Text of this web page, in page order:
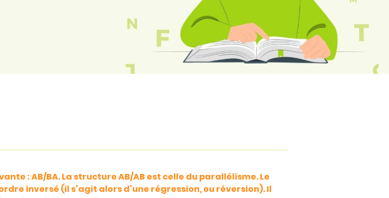
: AB/BA. La structure AB/AB est celle du parallélisme. Le
inversé (il s’agit alors d’une régression, ou réversion). Il